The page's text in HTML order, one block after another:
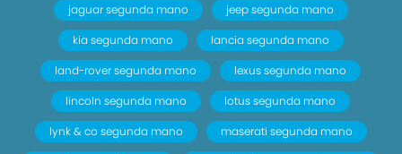
jaguar segunda mano
jeep segunda mano
kia segunda mano
lancia segunda mano
land-rover segunda mano
lexus segunda mano
lincoln segunda mano
lotus segunda mano
lynk & co segunda mano
maserati segunda mano